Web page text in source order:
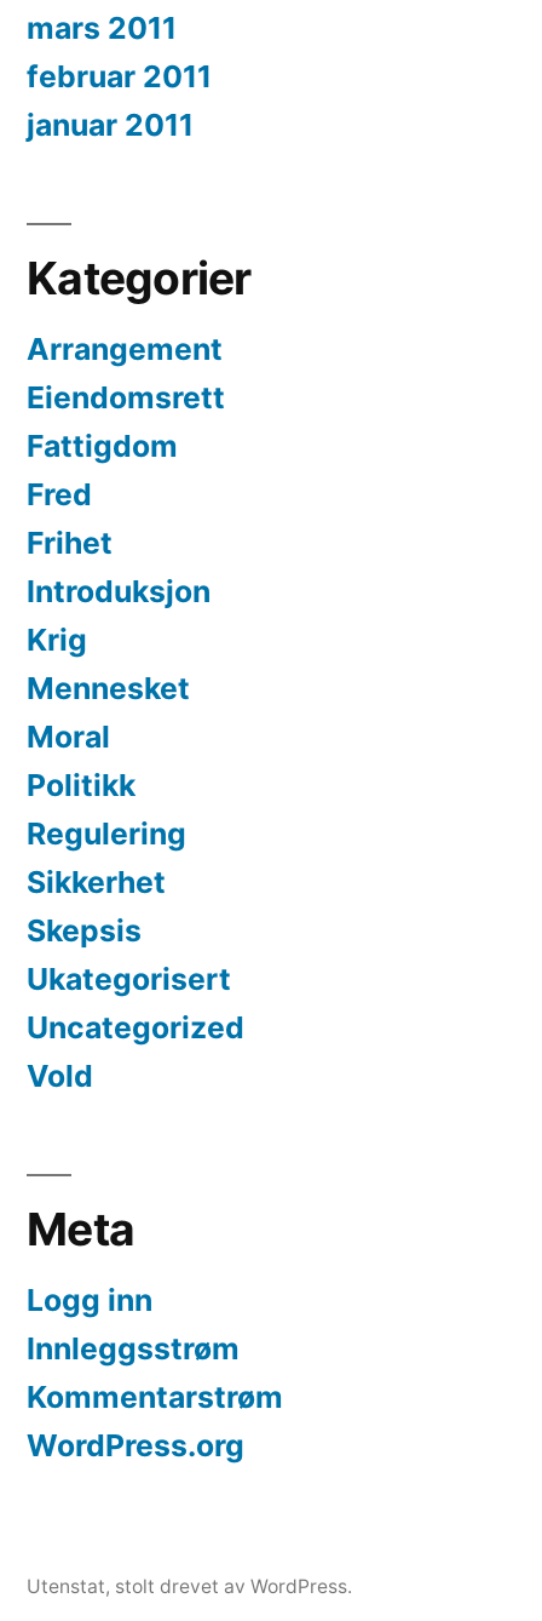
mars 2011
februar 2011
januar 2011
Kategorier
Arrangement
Eiendomsrett
Fattigdom
Fred
Frihet
Introduksjon
Krig
Mennesket
Moral
Politikk
Regulering
Sikkerhet
Skepsis
Ukategorisert
Uncategorized
Vold
Meta
Logg inn
Innleggsstrøm
Kommentarstrøm
WordPress.org
Utenstat, stolt drevet av WordPress.